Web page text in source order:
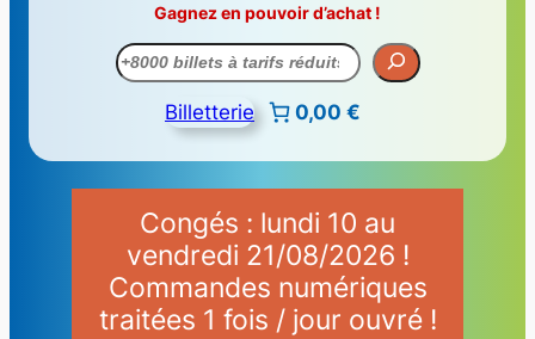
Gagnez en pouvoir d’achat !
Recherche
Billetterie 0,00 €
Congés : lundi 10 au
vendredi 21/08/2026 !
Commandes numériques
traitées 1 fois / jour ouvré !